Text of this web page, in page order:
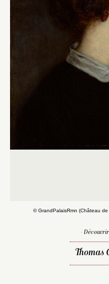
© GrandPalaisRmn (Château
-
Thomas